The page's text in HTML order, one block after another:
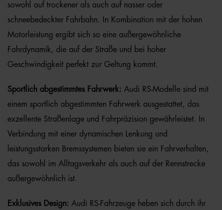
sowohl auf trockener als auch auf nasser oder
schneebedeckter Fahrbahn. In Kombination mit der hohen
Motorleistung ergibt sich so eine außergewöhnliche
Fahrdynamik, die auf der Straße und bei hoher
Geschwindigkeit perfekt zur Geltung kommt.
Sportlich abgestimmtes Fahrwerk: Audi RS-Modelle sind mit
einem sportlich abgestimmten Fahrwerk ausgestattet, das
exzellente Straßenlage und Fahrpräzision gewährleistet. In
Verbindung mit einer dynamischen Lenkung und
leistungsstarken Bremssystemen bieten sie ein Fahrverhalten,
das sowohl im Alltagsverkehr als auch auf der Rennstrecke
außergewöhnlich ist.
Exklusives Design: Audi RS-Fahrzeuge heben sich durch ihr